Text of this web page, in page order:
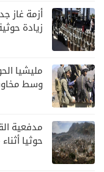
أزمة غاز
زيادة
مليشيا
وسط
مدفعية
حوثيا